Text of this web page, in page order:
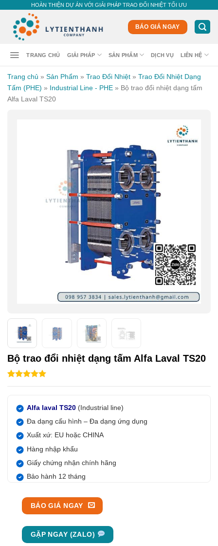
to
content
HOÀN THIỆN DỰ ÁN VỚI GIẢI PHÁP TRAO ĐỔI NHIỆT TỐI ƯU
BÁO GIÁ NGAY
TRANG CHỦ GIẢI PHÁP SẢN PHẨM DỊCH VỤ LIÊN HỆ
Trang chủ » Sản Phẩm » Trao Đổi Nhiệt » Trao Đổi Nhiệt Dạng
Tấm (PHE) » Industrial Line - PHE » Bộ trao đổi nhiệt dạng tấm
Alfa Laval TS20
Bộ trao đổi nhiệt dạng tấm Alfa Laval TS20
5.00trên 5
1
Alfa laval TS20 (Industrial line)
Đa dạng cấu hình – Đa dạng ứng dụng
Xuất xứ: EU hoặc CHINA
Hàng nhập khẩu
Giấy chứng nhận chính hãng
Bảo hành 12 tháng
BÁO GIÁ NGAY
GẶP NGAY (ZALO)